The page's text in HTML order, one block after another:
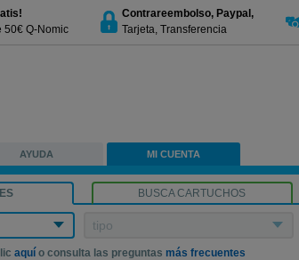
50€ Q-Nomic
Contrareembolso, Paypal,
Tarjeta, Transferencia
AYUDA MI CUENTA
BUSCA CARTUCHOS
tipo
aquí o consulta las preguntas más frecuentes